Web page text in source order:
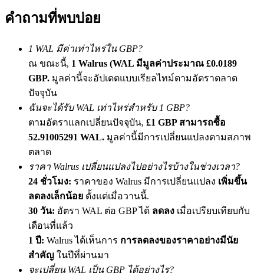
เชิญเพื่อนเพื่อรับรางวัลเงินสด
BTC Welcome Rewards
Deposit & Trade BTC to Share 25000 USDT prize pool!
Deposit CASHCAT & Win
คำถามที่พบบ่อย
1 WAL มีค่าเท่าไหร่ใน GBP?
ณ ขณะนี้, 1 Walrus (WAL มีมูลค่าประมาณ £0.0189
GBP. มูลค่านี้จะอัปเดตแบบเรียลไทม์ตามอัตราตลาด
ปัจจุบัน
ฉันจะได้รับ WAL เท่าไหร่สำหรับ 1 GBP?
ตามอัตราแลกเปลี่ยนปัจจุบัน, £1 GBP สามารถซื้อ
52.91005291 WAL. มูลค่านี้มีการเปลี่ยนแปลงตามสภาพ
ตลาด
ราคา Walrus เปลี่ยนแปลงไปอย่างไรบ้างในช่วงเวลา?
24 ชั่วโมง: ราคาของ Walrus มีการเปลี่ยนแปลง เพิ่มขึ้น
ลดลงเล็กน้อย ตั้งแต่เมื่อวานนี้.
30 วัน: อัตรา WAL ต่อ GBP ได้ ลดลง เมื่อเปรียบเทียบกับ
เดือนที่แล้ว
1 ปี: Walrus ได้เห็นการ การลดลงของราคาอย่างมีนัย
สำคัญ ในปีที่ผ่านมา
จะเปลี่ยน WAL เป็น GBP ได้อย่างไร?